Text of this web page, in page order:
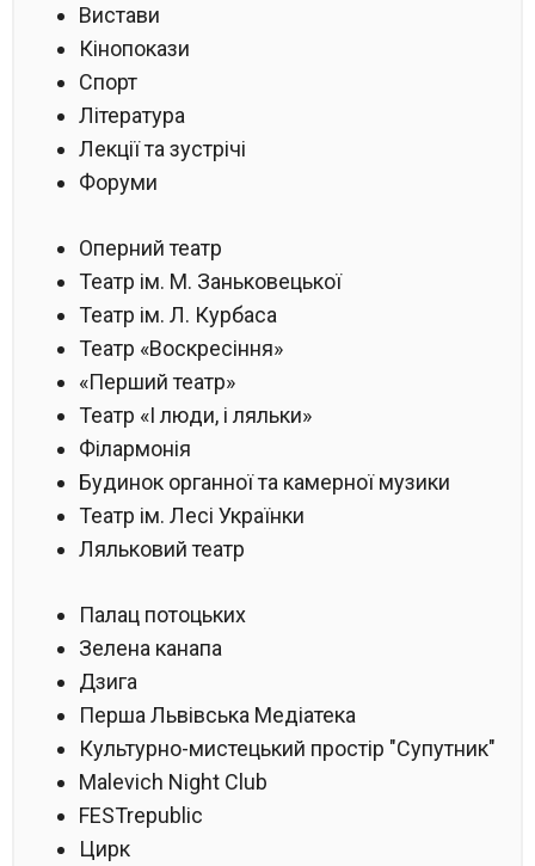
Вистави
Кінопокази
Спорт
Література
Лекції та зустрічі
Форуми
Оперний театр
Театр ім. М. Заньковецької
Театр ім. Л. Курбаса
Театр «Воскресіння»
«Перший театр»
Театр «І люди, і ляльки»
Філармонія
Будинок органної та камерної музики
Театр ім. Лесі Українки
Ляльковий театр
Палац потоцьких
Зелена канапа
Дзига
Перша Львівська Медіатека
Культурно-мистецький простір "Супутник"
Malevich Night Club
FESTrepublic
Цирк